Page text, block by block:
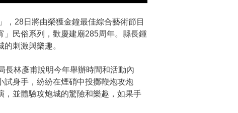
，28日將由榮獲金鐘最佳綜合藝術節目
民俗系列，歡慶建廟285周年。縣長鍾
刺激與樂趣。
林彥甫說明今年舉辦時間和活動內
試身手，紛紛在煙硝中投擲鞭炮攻炮
並體驗攻炮城的驚險和樂趣，如果手